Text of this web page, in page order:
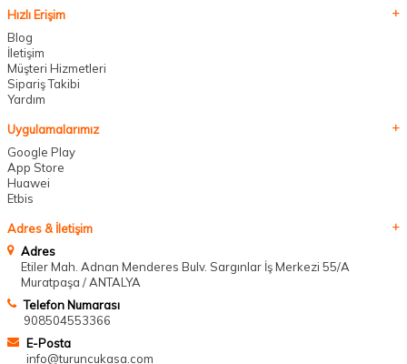
Hızlı Erişim
Blog
İletişim
Müşteri Hizmetleri
Sipariş Takibi
Yardım
Uygulamalarımız
Google Play
App Store
Huawei
Etbis
Adres & İletişim
Adres
Etiler Mah. Adnan Menderes Bulv. Sargınlar İş Merkezi 55/A
Muratpaşa / ANTALYA
Telefon Numarası
908504553366
E-Posta
info@turuncukasa.com